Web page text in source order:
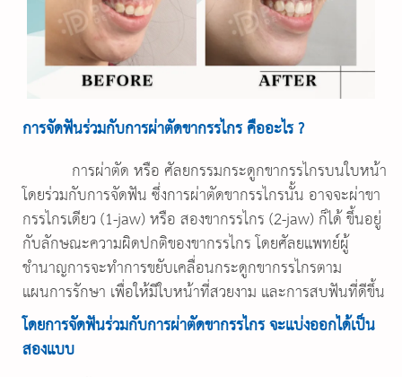
การจัดฟันร่วมกับการผ่าตัดขากรรไกร คืออะไร ?
การผ่าตัด หรือ ศัลยกรรมกระดูกขากรรไกรบนใบหน้า
โดยร่วมกับการจัดฟัน ซึ่งการผ่าตัดขากรรไกรนั้น อาจจะผ่าขา
กรรไกรเดียว (1-jaw) หรือ สองขากรรไกร (2-jaw) ก็ได้ ขึ้นอยู่
กับลักษณะความผิดปกติของขากรรไกร โดยศัลยแพทย์ผู้
ชำนาญการจะทำการขยับเคลื่อนกระดูกขากรรไกรตาม
แผนการรักษา เพื่อให้มีใบหน้าที่สวยงาม และการสบฟันที่ดีขึ้น
โดยการจัดฟันร่วมกับการผ่าตัดขากรรไกร จะแบ่งออกได้เป็น
สองแบบ